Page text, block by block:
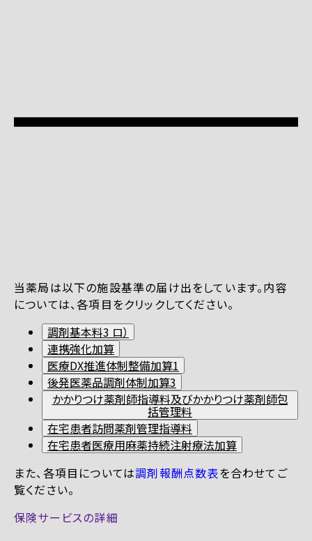
当薬局は以下の施設基準の届け出をしています。内容
については、各項目をクリックしてください。
調剤基本料3 ロ）
連携強化加算
医療DX推進体制整備加算1
後発医薬品調剤体制加算3
かかりつけ薬剤師指導料及びかかりつけ薬剤師包
括管理料
在宅患者訪問薬剤管理指導料
在宅患者医療用麻薬持続注射療法加算
また、各項目については調剤報酬点数表を合わせてご
覧ください。
保険サービスの詳細